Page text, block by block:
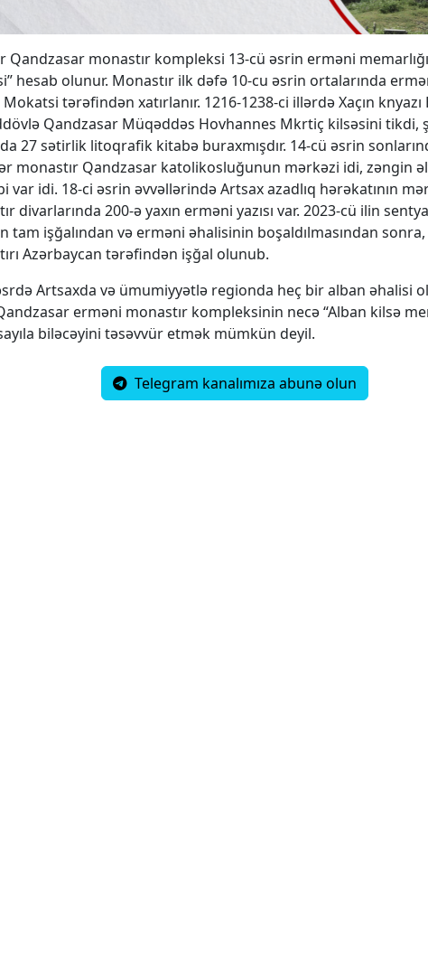
Qandzasar monastır kompleksi 13-cü əsrin erməni
hesab olunur. Monastır ilk dəfə 10-cu əsrin ortalarında
tərəfindən xatırlanır. 1216-1238-ci illərdə Xaçın knyazı
Qandzasar Müqəddəs Hovhannes Mkrtiç kilsəsini tikdi,
27 sətirlik litoqrafik kitabə buraxmışdır. 14-cü əsrin
monastır Qandzasar katolikosluğunun mərkəzi idi, zəngin
var idi. 18-ci əsrin əvvəllərində Artsax azadlıq hərəkatının
divarlarında 200-ə yaxın erməni yazısı var. 2023-cü ilin
tam işğalından və erməni əhalisinin boşaldılmasından
Azərbaycan tərəfindən işğal olunub.
Artsaxda və ümumiyyətlə regionda heç bir alban əhalisi
erməni monastır kompleksinin necə “Alban kilsə
biləcəyini təsəvvür etmək mümkün deyil.
Telegram kanalımıza abunə olun